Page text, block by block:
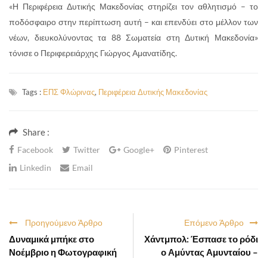
«Η Περιφέρεια Δυτικής Μακεδονίας στηρίζει τον αθλητισμό – το
ποδόσφαιρο στην περίπτωση αυτή – και επενδύει στο μέλλον των
νέων, διευκολύνοντας τα 88 Σωματεία στη Δυτική Μακεδονία»
τόνισε ο Περιφερειάρχης Γιώργος Αμανατίδης.
Tags : ΕΠΣ Φλώρινας, Περιφέρεια Δυτικής Μακεδονίας
Share :
Facebook Twitter Google+
Pinterest
Linkedin
Email
Επόμενο Άρθρο
Χάντμπολ: Έσπασε το ρόδι
ο Αμύντας Αμυνταίου –
Προηγούμενο Άρθρο
Δυναμικά μπήκε στο
Νοέμβριο η Φωτογραφική